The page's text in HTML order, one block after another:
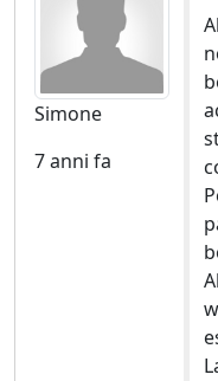
Simone
7 anni fa